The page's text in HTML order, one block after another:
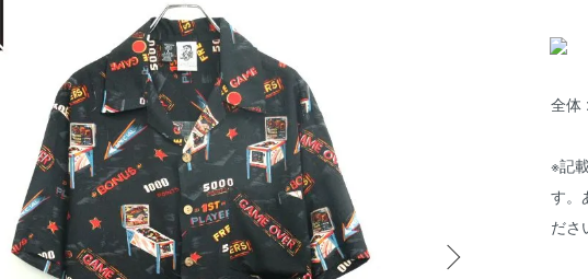
全体
※記
す。
ださ